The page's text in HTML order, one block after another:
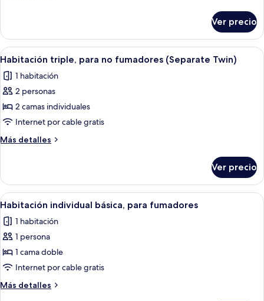
para
fumadores
(Separate
Twin)
con
camas
para
fumadores
Twin)
Ver precio
Abrir
todas
las
fotos
de
Habitación
triple,
para
fumadores
(Separate
Twin)
Habitación de hotel con dos camas,
13
Habitación triple, para no fumadores (Separate Twin)
1 habitación
2 personas
2 camas individuales
Internet por cable gratis
Más detalles
Más
triple,
para
no
(Separate
Twin)
Ver precio
Abrir
todas
las
fotos
de
Habitación
individual
básica,
Habitación de hotel con cama,
13
Habitación individual básica, para fumadores
1 habitación
1 persona
1 cama doble
Internet por cable gratis
Más detalles
Más